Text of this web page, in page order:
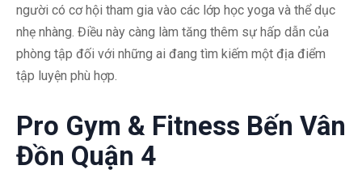
người có cơ hội tham gia vào các lớp học yoga và thể dục
nhẹ nhàng. Điều này càng làm tăng thêm sự hấp dẫn của
phòng tập đối với những ai đang tìm kiếm một địa điểm
tập luyện phù hợp.
Pro Gym & Fitness Bến Vân
Đồn Quận 4